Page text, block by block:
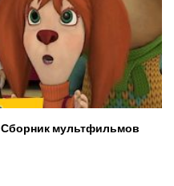
Сборник мультфильмов